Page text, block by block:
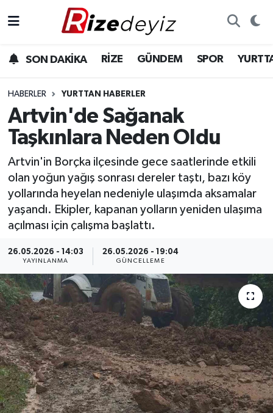
SON DAKİKA RİZE GÜNDEM SPOR
HABERLER YURTTAN HABERLER
Artvin'de Sağanak
Taşkınlara Neden Oldu
Artvin'in Borçka ilçesinde gece saatlerinde etkili
olan yoğun yağış sonrası dereler taştı, bazı köy
yollarında heyelan nedeniyle ulaşımda aksamalar
yaşandı. Ekipler, kapanan yolların yeniden ulaşıma
açılması için çalışma başlattı.
26.05.2026 - 14:03
YAYINLANMA
26.05.2026 - 19:04
GÜNCELLEME
Gündem
Yurttan Haberler
Ekonomi
Teknoloji
Rize Hava Durumu
Rize Trafik Yoğunluk Haritası
Süper Lig Puan Durumu ve Fikstür
Tüm Manşetler
Son Dakika Haberleri
Haber Arşivi